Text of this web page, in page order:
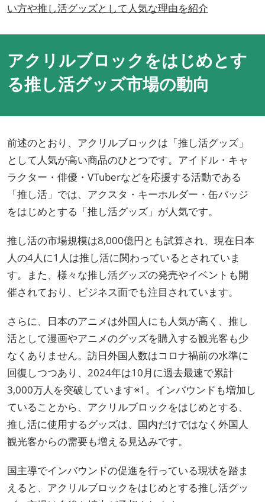
い方や推し活グッズとして人気な理由を紹介
アクリルブロックをはじめとす
る推し活グッズ市場の動向
前述のとおり、アクリルブロックは「推し活グッズ」
として人気が高い商品のひとつです。アイドル・キャ
ラクター・俳優・VTuberなどを応援する活動である
「推し活」では、アクスタ・キーホルダー・缶バッジ
をはじめとする「推し活グッズ」が人気です。
推し活の市場規模は8,000億円とも試算され、現在日本
人の4人に1人は推し活に関わっているとされていま
す。また、様々な推し活グッズの発売やイベントも開
催されており、ビジネス面でも注目されています。
さらに、日本のアニメは外国人にも人気が高く、推し
活として漫画やアニメのグッズを購入する観光客も少
なくありません。訪日外国人数はコロナ禍前の水準に
回復しつつあり、2024年は10月に過去最速で累計
3,000万人を突破しています※1。インバウンドも増加し
ていることから、アクリルブロックをはじめとする、
推し活に使用するグッズは、国内だけではなく外国人
観光客からの需要も増える見込みです。
国主導でインバウンドの促進を行っている現状を踏ま
えると、アクリルブロックをはじめとする推し活グッ